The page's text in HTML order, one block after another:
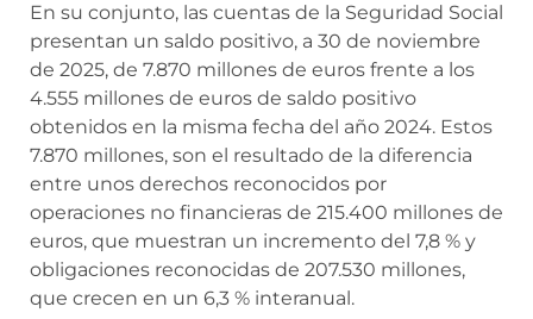
En su conjunto, las cuentas de la Seguridad Social
presentan un saldo positivo, a 30 de noviembre
de 2025, de 7.870 millones de euros frente a los
4.555 millones de euros de saldo positivo
obtenidos en la misma fecha del año 2024. Estos
7.870 millones, son el resultado de la diferencia
entre unos derechos reconocidos por
operaciones no financieras de 215.400 millones de
euros, que muestran un incremento del 7,8 % y
obligaciones reconocidas de 207.530 millones,
que crecen en un 6,3 % interanual.